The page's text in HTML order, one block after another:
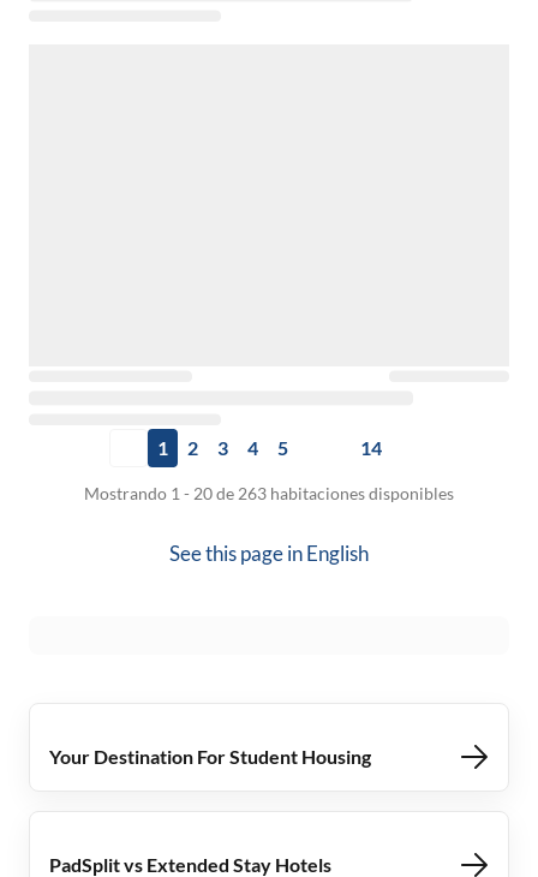
1 2 3 4 5 14
Mostrando 1 - 20 de 263 habitaciones disponibles
See this page inEnglish
Your Destination For Student Housing
PadSplit vs Extended Stay Hotels